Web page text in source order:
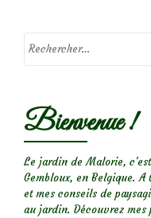
Bienvenue !
Le jardin de Malorie,
Gembloux, en Belgique.
et mes conseils de
au jardin. Découvrez mes